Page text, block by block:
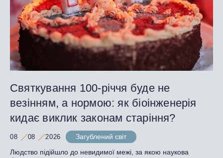
Святкування 100-річчя буде не
везінням, а нормою: як біоінженерія
кидає виклик законам старіння?
08 08 2026
Загублений світ
Людство підійшло до невидимої межі, за якою наукова